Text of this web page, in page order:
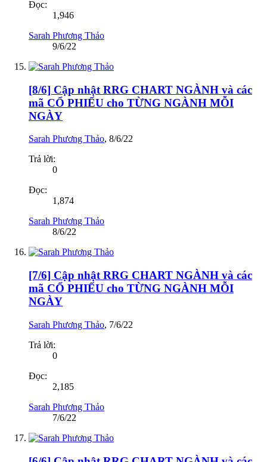
Đọc:
1,946
Sarah Phương Thảo
9/6/22
[8/6] Cập nhật RRG CHART NGÀNH và các
mã CỔ PHIẾU cho TỪNG NGÀNH MỖI
NGÀY
Sarah Phương Thảo, 8/6/22
Trả lời:
0
Đọc:
1,874
Sarah Phương Thảo
8/6/22
[7/6] Cập nhật RRG CHART NGÀNH và các
mã CỔ PHIẾU cho TỪNG NGÀNH MỖI
NGÀY
Sarah Phương Thảo, 7/6/22
Trả lời:
0
Đọc:
2,185
Sarah Phương Thảo
7/6/22